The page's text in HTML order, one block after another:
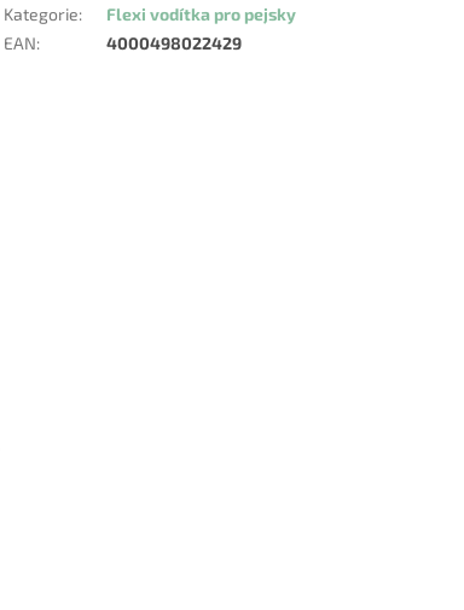
Kategorie:
Flexi vodítka pro pejsky
EAN: 4000498022429